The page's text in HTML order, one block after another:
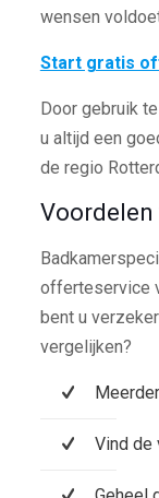
wensen
Start gratis
Door gebruik
u altijd een
de regio
Voordelen
offerteservice
bent u
vergelijken?
Vind de